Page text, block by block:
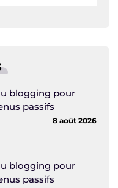
blogging pour
passifs
8 août 2026
blogging pour
passifs